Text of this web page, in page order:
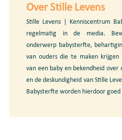
Over Stille Levens
Stille Levens | Kenniscentrum
regelmatig in de media.
onderwerp babysterfte,
van ouders die te maken
van een baby en bekendheid over
en de deskundigheid van Stille
Babysterfte worden hierdoor goed